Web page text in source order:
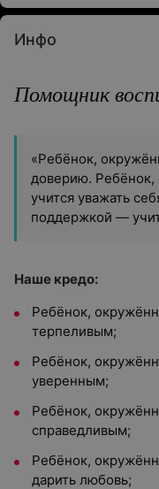
Инфо
Помощник
«Ребёнок,
доверию.
учится уважать
поддержкой —
Наше кредо:
Ребёнок,
терпеливым;
Ребёнок,
уверенным;
Ребёнок,
справедливым;
Ребёнок,
дарить любовь;